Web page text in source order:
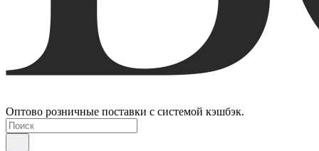
Оптово розничные поставки с системой кэшбэк.